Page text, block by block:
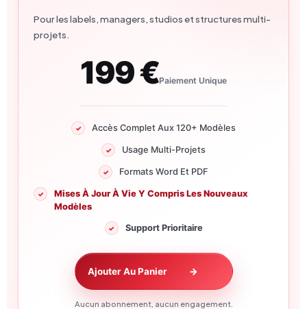
Pour les labels, managers, studios et structures multi-
projets.
199 €Paiement Unique
Accès Complet Aux 120+ Modèles
Usage Multi-Projets
Formats Word Et PDF
Mises À Jour À Vie Y Compris Les Nouveaux
Modèles
Support Prioritaire
Ajouter Au Panier →
Aucun abonnement, aucun engagement.